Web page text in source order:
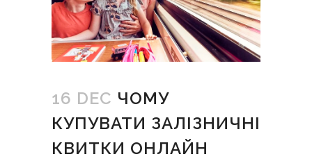
16 DEC ЧОМУ
КУПУВАТИ ЗАЛІЗНИЧНІ
КВИТКИ ОНЛАЙН